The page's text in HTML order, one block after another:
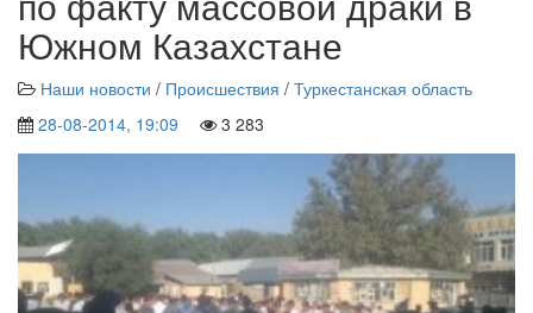
Южном Казахстане
Наши новости / Происшествия / Туркестанская область
28-08-2014, 19:09
3 283